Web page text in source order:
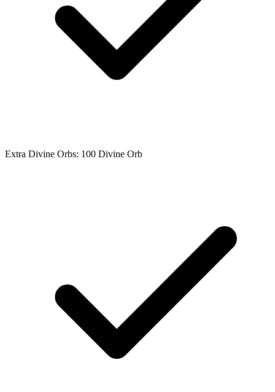
Extra Divine Orbs: 100 Divine Orb